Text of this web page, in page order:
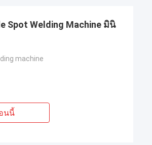
Spot Welding Machine มินิ
machine
นนี้